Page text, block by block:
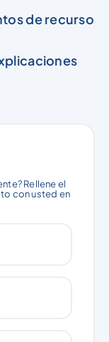
de recurso
Rellene el
con usted en